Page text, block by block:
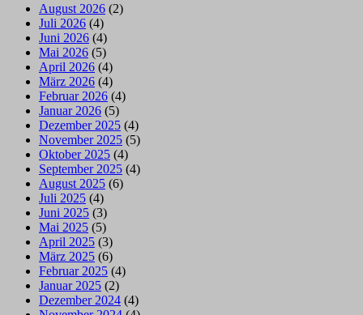
August 2026 (2)
Juli 2026 (4)
Juni 2026 (4)
Mai 2026 (5)
April 2026 (4)
März 2026 (4)
Februar 2026 (4)
Januar 2026 (5)
Dezember 2025 (4)
November 2025 (5)
Oktober 2025 (4)
September 2025 (4)
August 2025 (6)
Juli 2025 (4)
Juni 2025 (3)
Mai 2025 (5)
April 2025 (3)
März 2025 (6)
Februar 2025 (4)
Januar 2025 (2)
Dezember 2024 (4)